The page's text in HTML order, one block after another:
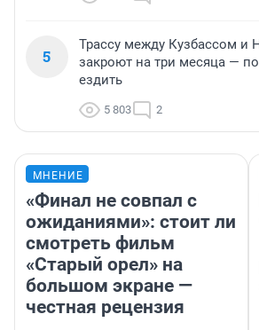
планирует возобновить
происходит внутри
6 805
Новый логистический
рублей и мост для него
— подробности
6 415 5
5
Трассу между Кузбассом и
закроют на три месяца —
ездить
5 803 2